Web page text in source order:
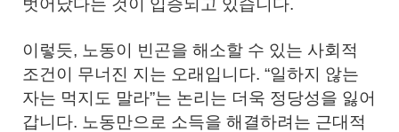
벗어났다는 것이 입증되고 있습니다.
이렇듯, 노동이 빈곤을 해소할 수 있는 사회적
조건이 무너진 지는 오래입니다. “일하지 않는
자는 먹지도 말라”는 논리는 더욱 정당성을 잃어
갑니다. 노동만으로 소득을 해결하려는 근대적